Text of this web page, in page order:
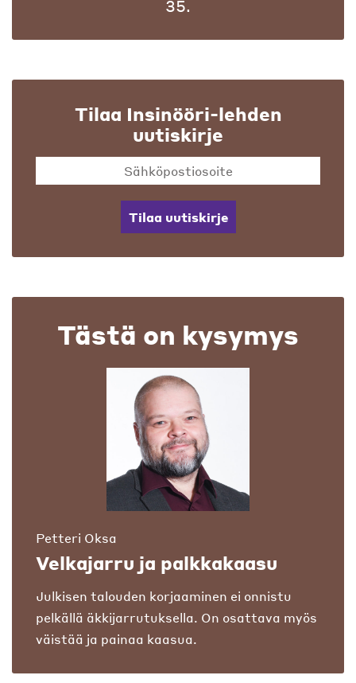
35.
Tilaa Insinööri-lehden
uutiskirje
Tilaa uutiskirje
Tästä on kysymys
Petteri Oksa
Velkajarru ja palkkakaasu
Julkisen talouden korjaaminen ei onnistu
pelkällä äkkijarrutuksella. On osattava myös
väistää ja painaa kaasua.